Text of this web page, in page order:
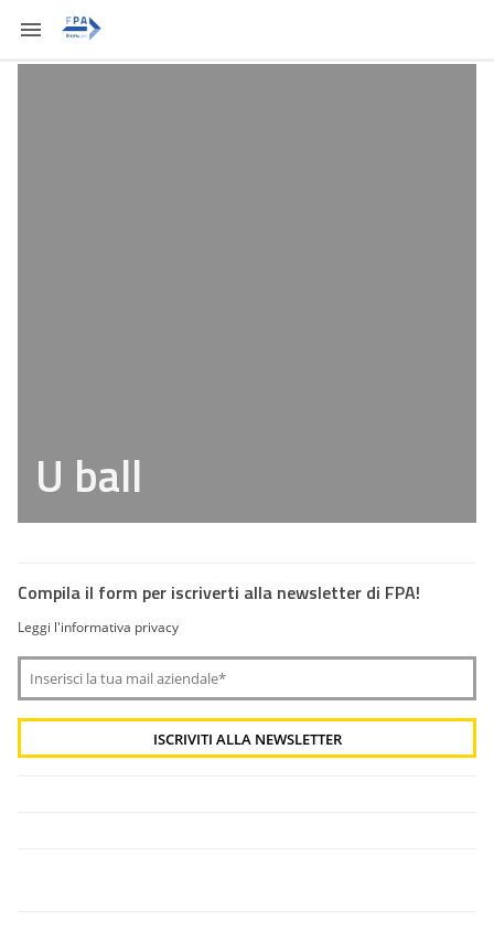
U ball
Compila il form per iscriverti alla newsletter di FPA!
Leggi l'informativa privacy